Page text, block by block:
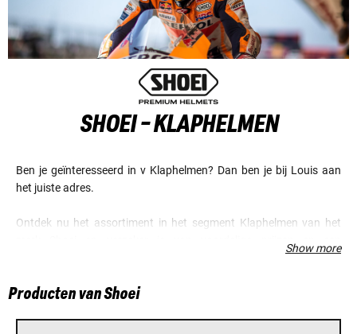
SHOEI - KLAPHELMEN
Ben je geïnteresseerd in v Klaphelmen? Dan ben je bij Louis aan
het juiste adres.
Ontdek nu het assortiment in het segment Klaphelmen van het
merk Shoei en verzeker je van voordelige prijzen en een
Show more
Producten van Shoei